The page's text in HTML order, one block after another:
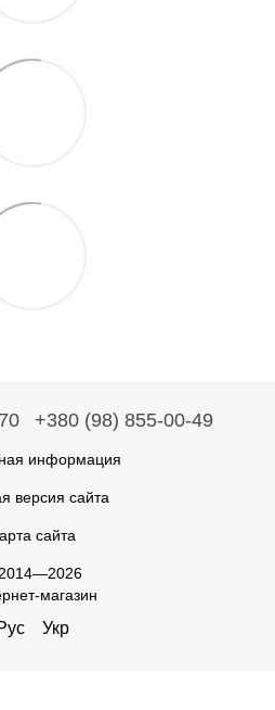
+380 (98) 855-00-49
информация
версия сайта
сайта
магазин
Укр